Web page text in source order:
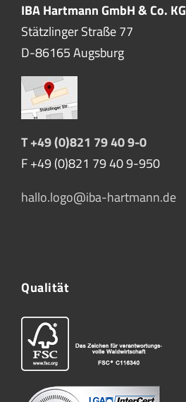
IBA Hartmann GmbH & Co. KG
Stätzlinger Straße 77
D-86165 Augsburg
T +49 (0)821 79 40 9-0
F +49 (0)821 79 40 9-950
hallo.logo@iba-hartmann.de
Qualität